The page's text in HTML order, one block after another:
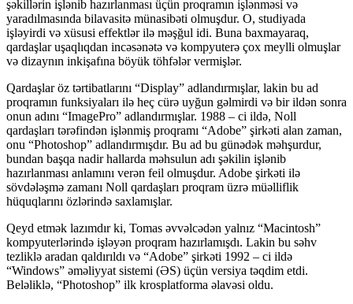
şəkillərin işlənib hazırlanması üçün proqramın işlənməsi və
yaradılmasında bilavasitə münasibəti olmuşdur. O, studiyada
işləyirdi və xüsusi effektlər ilə məşğul idi. Buna baxmayaraq,
qardaşlar uşaqlıqdan incəsənətə və kompyuterə çox meylli olmuşlar
və dizaynın inkişafına böyük töhfələr vermişlər.
Qardaşlar öz tərtibatlarını “Display” adlandırmışlar, lakin bu ad
proqramın funksiyaları ilə heç cürə uyğun gəlmirdi və bir ildən sonra
onun adını “ImagePro” adlandırmışlar. 1988 – ci ildə, Noll
qardaşları tərəfindən işlənmiş proqramı “Adobe” şirkəti alan zaman,
onu “Photoshop” adlandırmışdır. Bu ad bu günədək məhşurdur,
bundan başqa nadir hallarda məhsulun adı şəkilin işlənib
hazırlanması anlamını verən feil olmuşdur. Adobe şirkəti ilə
sövdələşmə zamanı Noll qardaşları proqram üzrə müəlliflik
hüquqlarını özlərində saxlamışlar.
Qeyd etmək lazımdır ki, Tomas əvvəlcədən yalnız “Macintosh”
kompyuterlərində işləyən proqram hazırlamışdı. Lakin bu səhv
tezliklə aradan qaldırıldı və “Adobe” şirkəti 1992 – ci ildə
“Windows” əməliyyat sistemi (ƏS) üçün versiya təqdim etdi.
Beləliklə, “Photoshop” ilk krosplatforma əlavəsi oldu.